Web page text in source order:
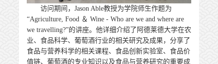
访问期间， Jason Able教授为学院师生作题为
“Agriculture, Food ＆ Wine - Who are we and where are
we travelling?”的讲座。他详细介绍了阿德莱德大学在农
业、食品科学、葡萄酒行业的相关研究及成果，分享了
食品与营养科学的相关课程、食品创新实验室、食品价
值链、葡萄酒的专业知识以及食品与营养研究的重要成